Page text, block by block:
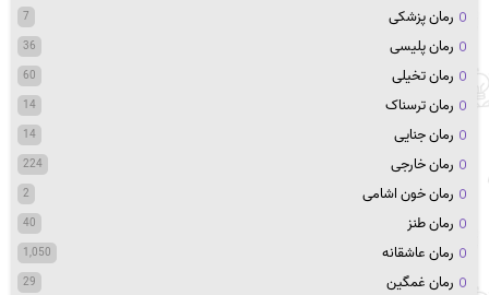
رمان پزشکی 7
رمان پلیسی 36
رمان تخیلی 60
رمان ترسناک 14
رمان جنایی 14
رمان خارجی 224
رمان خون اشامی 2
رمان طنز 40
رمان عاشقانه 1,050
رمان غمگین 29